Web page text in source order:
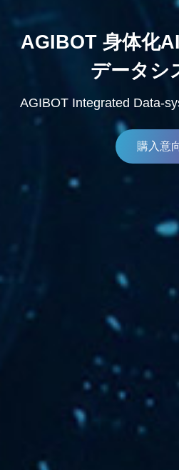
AGIBOT 身体化
データシ
AGIBOT Integrated Data-
購入意